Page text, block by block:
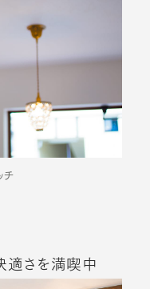
適さを満喫中